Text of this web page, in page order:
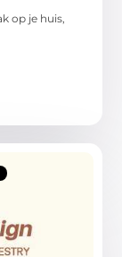
op je huis,